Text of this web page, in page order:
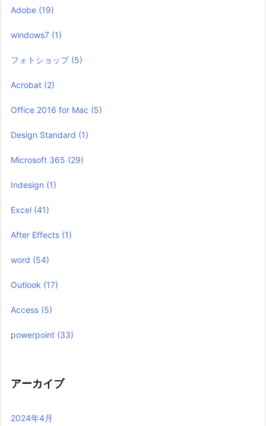
Adobe (19)
windows7 (1)
フォトショップ (5)
Acrobat (2)
Office 2016 for Mac (5)
Design Standard (1)
Microsoft 365 (29)
Indesign (1)
Excel (41)
After Effects (1)
word (54)
Outlook (17)
Access (5)
powerpoint (33)
アーカイブ
2024年4月